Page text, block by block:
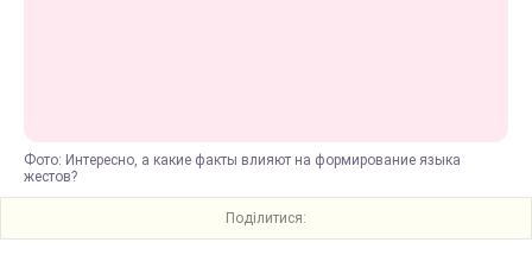
Фото: Интересно, а какие факты влияют на формирование языка
жестов?
Поділитися: